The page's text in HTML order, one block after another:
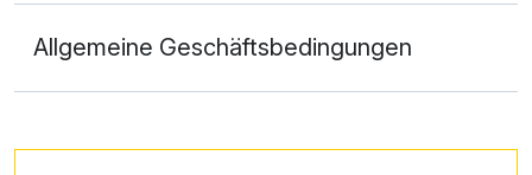
Allgemeine Geschäftsbedingungen